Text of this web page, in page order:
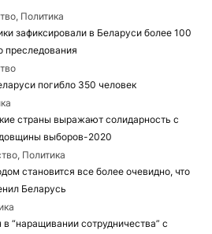
Политика
зафиксировали в Беларуси более 100
преследования
погибло 350 человек
страны выражают солидарность с
выборов-2020
Политика
становится все более очевидно, что
Беларусь
“наращивании сотрудничества” с